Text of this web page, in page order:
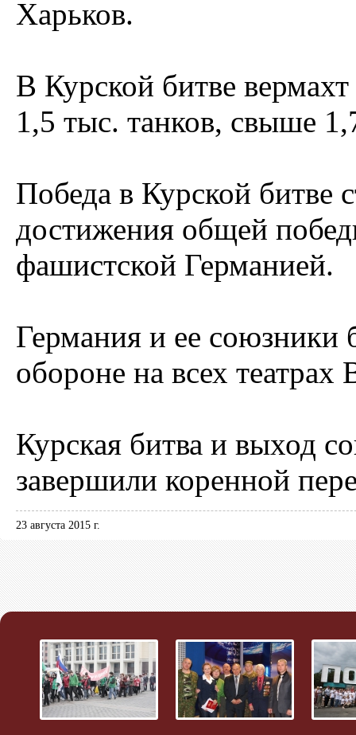
Харьков.
В Курской битве
1,5 тыс. танков, свыше
Победа в Курской битве
достижения общей
фашистской Германией.
Германия и ее
обороне на всех
Курская битва и выход
завершили коренной
23 августа 2015 г.